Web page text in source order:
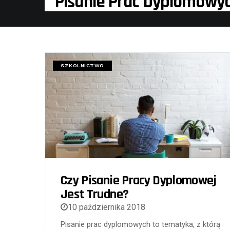
SZKOLNICTWO
Czy Pisanie Pracy Dyplomowej
Jest Trudne?
10 października 2018
Pisanie prac dyplomowych to tematyka, z którą